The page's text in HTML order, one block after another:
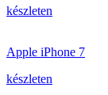
készleten
Apple iPhone 7
készleten